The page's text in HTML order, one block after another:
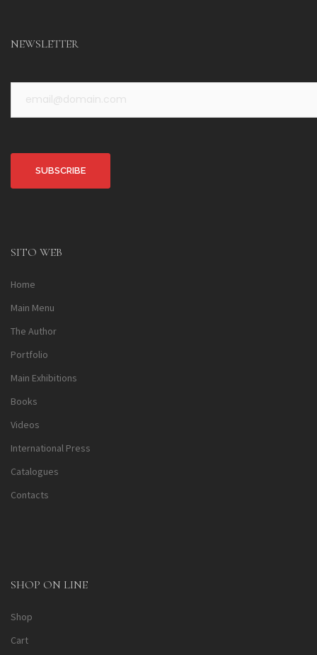
NEWSLETTER
SITO WEB
Home
Main Menu
The Author
Portfolio
Main Exhibitions
Books
Videos
International Press
Catalogues
Contacts
SHOP ON LINE
Shop
Cart